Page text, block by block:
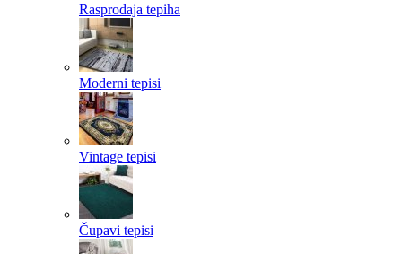
Rasprodaja tepiha
Moderni tepisi
Vintage tepisi
Čupavi tepisi